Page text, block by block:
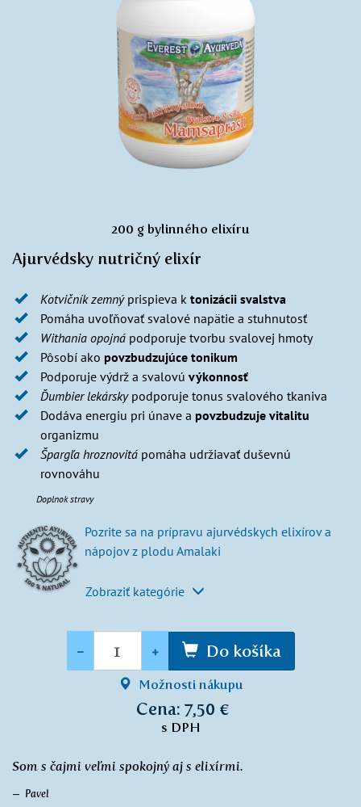
200 g bylinného elixíru
Ajurvédsky nutričný elixír
Kotvičník zemnýprispieva k tonizácii svalstva
Pomáha uvoľňovať svalové napätie a stuhnutosť
Withania opojná podporuje tvorbu svalovej hmoty
Pôsobí ako povzbudzujúce tonikum
Podporuje výdrž a svalovú výkonnosť
Ďumbier lekárskypodporuje tonus svalového tkaniva
Dodáva energiu pri únave a povzbudzuje vitalitu
organizmu
Špargľa hroznovitá pomáha udržiavať duševnú
rovnováhu
Doplnok stravy
Pozrite sa na prípravu ajurvédskych elixírov a
nápojov z plodu Amalaki
Zobraziť kategórie
- + Do košíka
Možnosti nákupu
Cena: 7,50 €
s DPH
Som s čajmi veľmi spokojný aj s elixírmi.
Pavel